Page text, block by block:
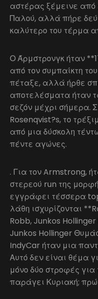
αστέρας ξέμεινε από
Παλού, αλλά πήρε
καλύτερο του τέρμα
Ο Άρμστρονγκ ήταν
από τον συμπαίκτη
πέταξε, αλλά ήρθε
αποτελέσματα ήταν
σεζόν μέχρι σήμερα.
Rosenqvist?s, το
από μια δύσκολη
πέντε αγώνες.
. Για τον Armstrong,
στερεού run της
εγγράφει τέσσερα
λάθη ισχυρίζονται
Robb, Junkos
Junkos Hollinger
IndyCar ήταν μια
Αυτό δεν είναι θέμα
μόνο δύο στροφές
παράγει Κυριακή;